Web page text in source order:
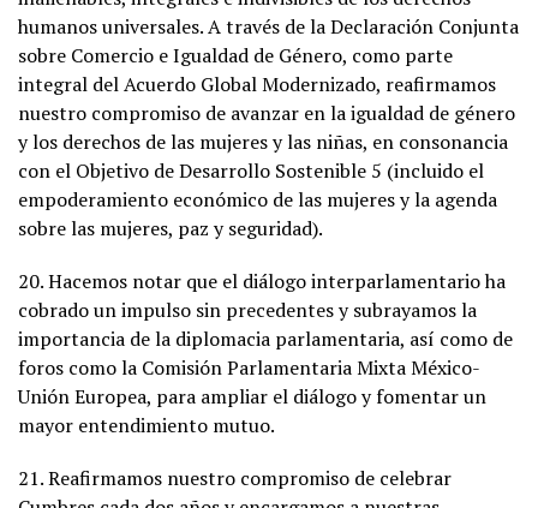
humanos universales. A través de la Declaración Conjunta
sobre Comercio e Igualdad de Género, como parte
integral del Acuerdo Global Modernizado, reafirmamos
nuestro compromiso de avanzar en la igualdad de género
y los derechos de las mujeres y las niñas, en consonancia
con el Objetivo de Desarrollo Sostenible 5 (incluido el
empoderamiento económico de las mujeres y la agenda
sobre las mujeres, paz y seguridad).
20. Hacemos notar que el diálogo interparlamentario ha
cobrado un impulso sin precedentes y subrayamos la
importancia de la diplomacia parlamentaria, así como de
foros como la Comisión Parlamentaria Mixta México-
Unión Europea, para ampliar el diálogo y fomentar un
mayor entendimiento mutuo.
21. Reafirmamos nuestro compromiso de celebrar